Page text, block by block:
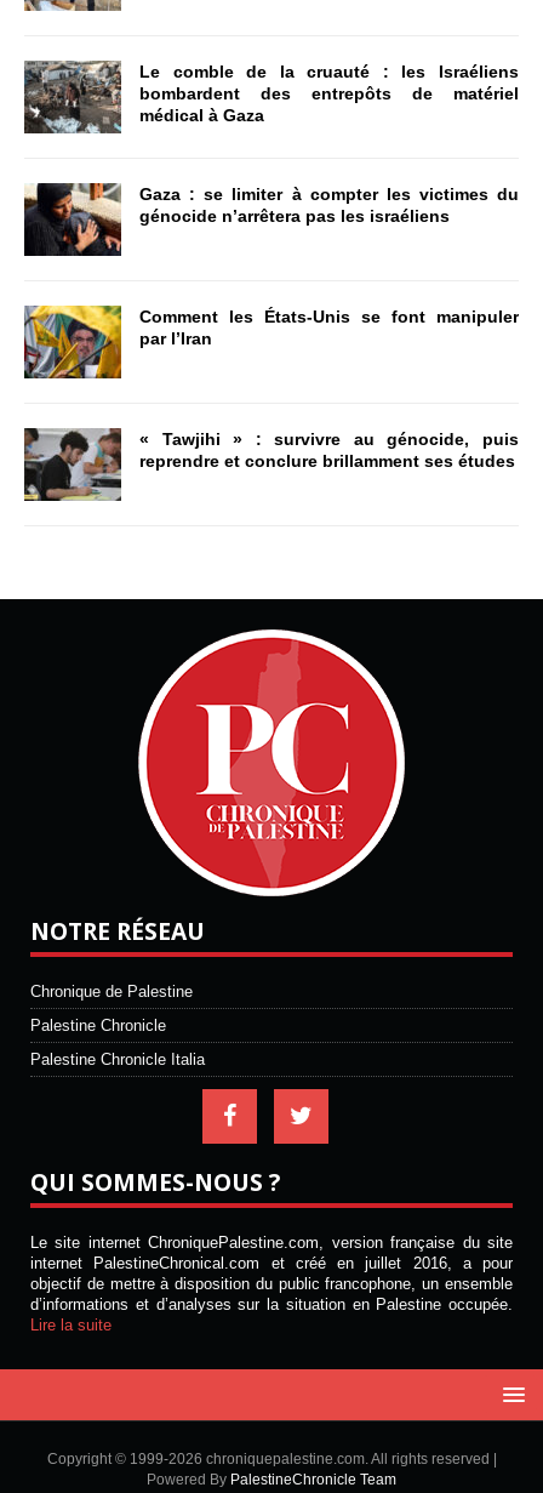
Le comble de la cruauté : les Israéliens
bombardent des entrepôts de matériel
médical à Gaza
Gaza : se limiter à compter les victimes du
génocide n’arrêtera pas les israéliens
Comment les États-Unis se font manipuler
par l’Iran
« Tawjihi » : survivre au génocide, puis
reprendre et conclure brillamment ses études
NOTRE RÉSEAU
Chronique de Palestine
Palestine Chronicle
Palestine Chronicle Italia
QUI SOMMES-NOUS ?
Le site internet ChroniquePalestine.com, version française du site
internet PalestineChronical.com et créé en juillet 2016, a pour
objectif de mettre à disposition du public francophone, un ensemble
d’informations et d’analyses sur la situation en Palestine occupée.
Lire la suite
Copyright © 1999-2026 chroniquepalestine.com. All rights reserved |
Powered By PalestineChronicle Team